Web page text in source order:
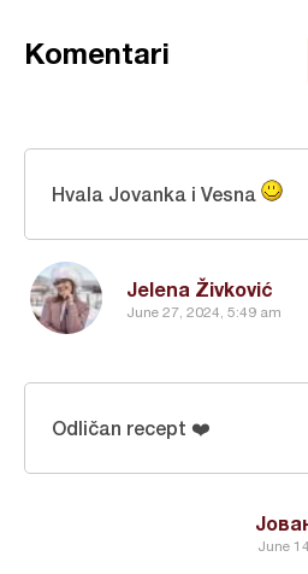
Komentari
Jelena Živković
June 27, 2024, 5:49 am
Hvala Jovanka i Vesna
June
Odličan recept ❤️